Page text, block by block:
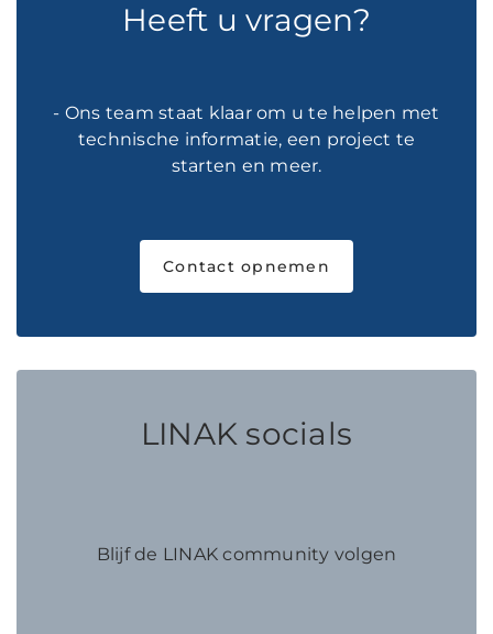
Heeft u vragen?
- Ons team staat klaar om u te helpen met
technische informatie, een project te
starten en meer.
Contact opnemen
LINAK socials
Blijf de LINAK community volgen